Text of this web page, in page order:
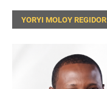
YORYI MOLOY REGIDOR